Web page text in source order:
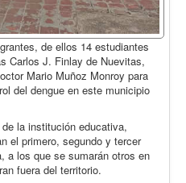
de ellos 14 estudiantes
Carlos J. Finlay de Nuevitas,
Mario Muñoz Monroy para
del dengue en este municipio
la institución educativa,
el primero, segundo y tercer
a los que se sumarán otros en
fuera del territorio.